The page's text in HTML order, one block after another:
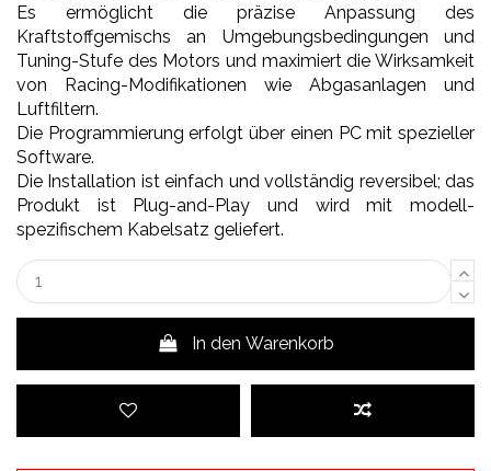
Es ermöglicht die präzise Anpassung des
Kraftstoffgemischs an Umgebungsbedingungen und
Tuning-Stufe des Motors und maximiert die Wirksamkeit
von Racing-Modifikationen wie Abgasanlagen und
Luftfiltern.
Die Programmierung erfolgt über einen PC mit spezieller
Software.
Die Installation ist einfach und vollständig reversibel; das
Produkt ist Plug-and-Play und wird mit modell-
spezifischem Kabelsatz geliefert.
In den Warenkorb